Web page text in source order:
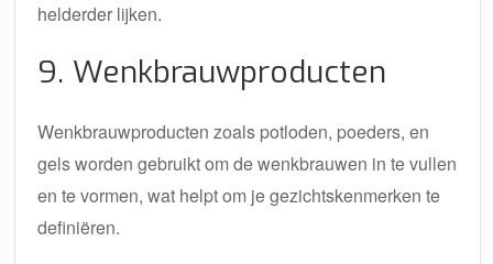
helderder lijken.
9. Wenkbrauwproducten
Wenkbrauwproducten zoals potloden, poeders, en
gels worden gebruikt om de wenkbrauwen in te vullen
en te vormen, wat helpt om je gezichtskenmerken te
definiëren.